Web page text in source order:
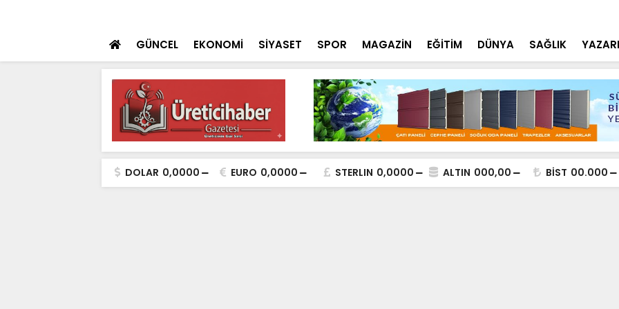
GÜNCEL EKONOMİ SİYASET SPOR MAGAZİN EĞİTİM DÜNYA SAĞLIK
DOLAR 0,0000 EURO 0,0000 STERLIN 0,0000 ALTIN 000,00 BİST 00.000